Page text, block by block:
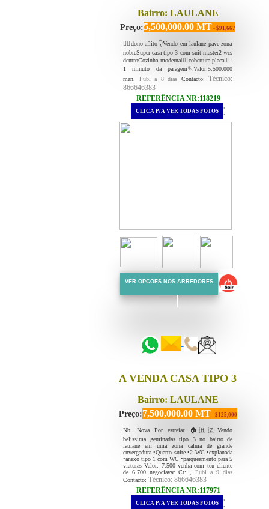
Bairro: LAULANE
Preço:5,500,000.00 MT - $91,667
👉🏻dono aflito👇Vendo em laulane pave zona
nobreSuper casa tipo 3 com suit master2 wcs
dentroCozinha moderna✍🏻cobertura placa👉🏻
1 minuto da paragem🪡Valor:5.500.000
mzn , Publ a 8 dias Contacto: Técnico:
866646383
REFERÊNCIA NR:118219
.
CLICA P/A VER TODAS FOTOS .
VER OPCOES NOS ARREDORES
A VENDA CASA TIPO 3
Bairro: LAULANE
Preço:7,500,000.00 MT - $125,000
Nb: Nova Por estreiar 🏠🇲🇿Vendo
belissima geminadas tipo 3 no bairro de
laulane em uma zona calma de grande
envergadura •Quarto suite •2 WC •explanada
•anexo tipo 1 com WC •parqueamento para 5
viaturas Valor: 7.500 venha com teu cliente
de 6.700 negociavar Ct:
, Publ a 9 dias
Contacto: Técnico: 866646383
REFERÊNCIA NR:117971
.
CLICA P/A VER TODAS FOTOS .